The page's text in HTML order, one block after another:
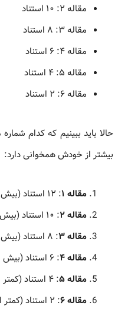
مقاله ۲: ۱۰ استناد
مقاله ۳: ۸ استناد
مقاله ۴: ۶ استناد
مقاله ۵: ۴ استناد
مقاله ۶: ۲ استناد
حالا باید ببینیم که کدام شماره
بیشتر از خودش همخوانی دارد:
مقاله ۱ : ۱۲ استناد (بیش از ۱)
مقاله ۲ : ۱۰ استناد (بیش از ۲)
مقاله ۳
: ۸ استناد (بیش از ۳)
مقاله ۴ : ۶ استناد (بیش از ۴)
مقاله ۵
: ۴ استناد (کمتر از ۵)
مقاله ۶ : ۲ استناد (کمتر از ۶)